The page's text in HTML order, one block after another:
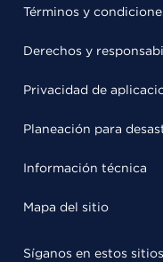
Términos y
Derechos y
Privacidad de
Planeación para
Información técnica
Mapa del sitio
Síganos en estos